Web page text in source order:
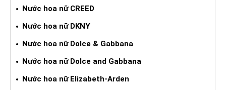
Nước hoa nữ CREED
Nước hoa nữ DKNY
Nước hoa nữ Dolce & Gabbana
Nước hoa nữ Dolce and Gabbana
Nước hoa nữ Elizabeth-Arden